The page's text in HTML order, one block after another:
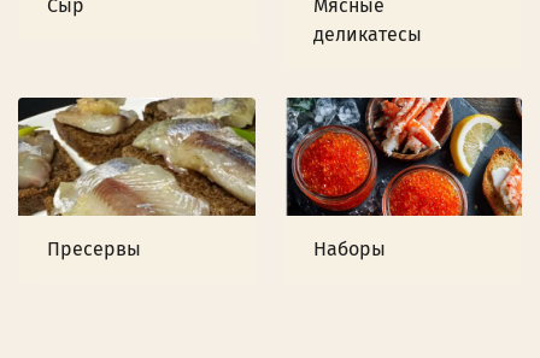
Сыр
Мясные
деликатесы
Пресервы Наборы